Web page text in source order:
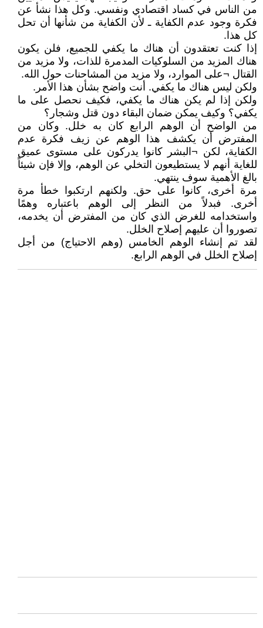
من الناس في كساد اقتصادي ونفسي. وكل هذا نشأ عن
فكرة وجود عدم الكفاية ـ لأن الكفاية من شأنها أن تحل
كل هذا.
إذا كنت تعتقدون أن هناك ما يكفي للجميع، فلن يكون
هناك المزيد من السلوكيات المدمرة للذات، ولا مزيد من
القتال ¬على الموارد، ولا مزيد من المشاحنات حول الله.
ولكن ليس هناك ما يكفي. أنت واضح بشأن هذا الأمر.
ولكن إذا لم يكن هناك ما يكفي، فكيف نحصل على ما
يكفي؟ وكيف يمكن ضمان البقاء دون قتل وشجار؟
من الواضح أن الوهم الرابع كان به خلل. وكان من
المفترض أن يكشف هذا الوهم عن زيف فكرة عدم
الكفاية، لكن ¬البشر كانوا يدركون على مستوى عميق
للغاية أنهم لا يستطيعون التخلي عن الوهم، وإلا فإن شيئاً
بالغ الأهمية سوف ينتهي.
مرة أخرى، كانوا على حق. ولكنهم ارتكبوا خطأ مرة
أخرى. فبدلاً من النظر إلى الوهم باعتباره وهمًا
واستخدامه للغرض الذي كان من المفترض أن يخدمه،
تصوروا أن عليهم إصلاح الخلل.
لقد تم إنشاء الوهم الخامس (وهم الاحتياج) من أجل
إصلاح الخلل في الوهم الرابع.